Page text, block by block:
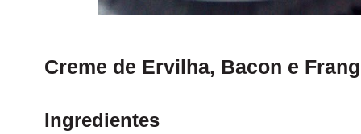
Creme de Ervilha, Bacon e
Ingredientes